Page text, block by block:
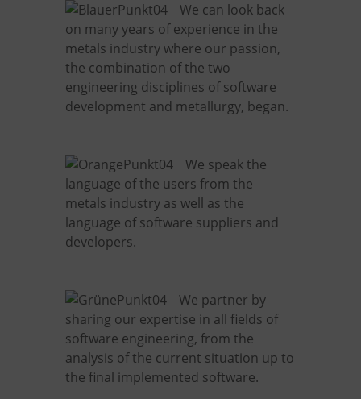
We can look back
on many years of experience in the
metals industry where our passion,
the combination of the two
engineering disciplines of software
development and metallurgy, began.
We speak the
language of the users from the
metals industry as well as the
language of software suppliers and
developers.
We partner by
sharing our expertise in all fields of
software engineering, from the
analysis of the current situation up to
the final implemented software.